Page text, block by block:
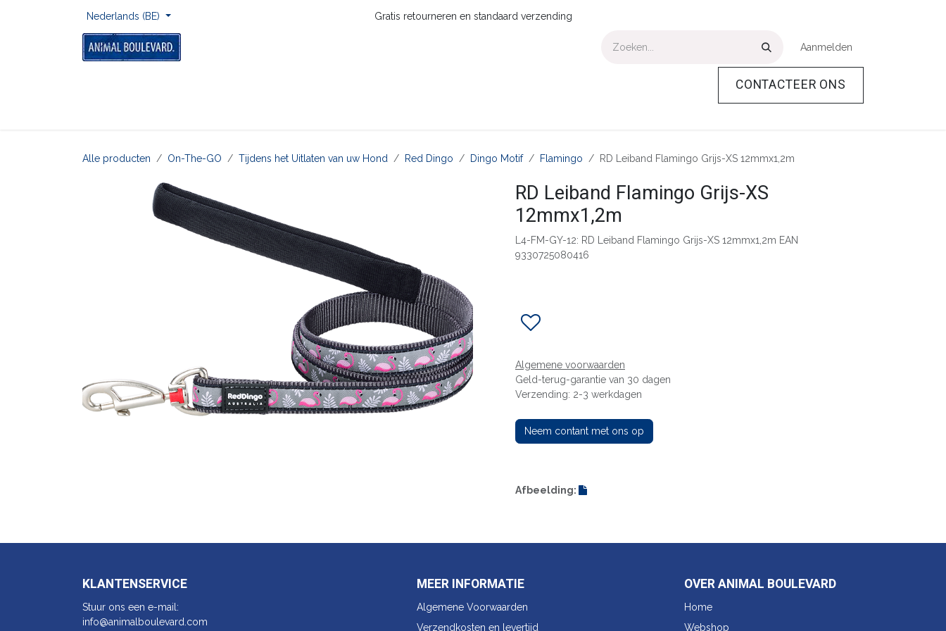
Nederlands (BE)
Gratis retourneren en standaard verzending
Aanmelden
CONTACTEER ONS
Alle producten On-The-GO Tijdens het Uitlaten van uw Hond Red Dingo Dingo Motif Flamingo RD Leiband Flamingo Grijs-XS 12mmx1,2m
RD Leiband Flamingo Grijs-XS
12mmx1,2m
L4-FM-GY-12: RD Leiband Flamingo Grijs-XS 12mmx1,2m EAN
9330725080416
Algemene voorwaarden
Geld-terug-garantie van 30 dagen
Verzending: 2-3 werkdagen
Neem contant met ons op
Afbeelding:
KLANTENSERVICE
Stuur ons een e-mail:
info@animalbo​ulevard.com
MEER INFORMATIE
Algemene Voorwaarden
Verzendkosten en levertijd
OVER ANIMAL BOULEVARD
Home
Webshop